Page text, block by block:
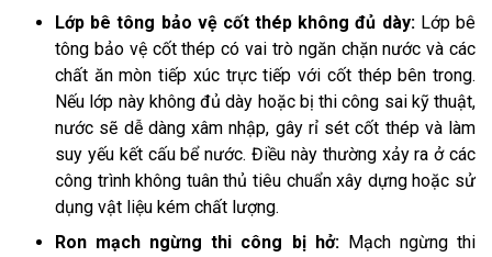
Lớp bê tông bảo vệ cốt thép không đủ dày: Lớp bê
tông bảo vệ cốt thép có vai trò ngăn chặn nước và các
chất ăn mòn tiếp xúc trực tiếp với cốt thép bên trong.
Nếu lớp này không đủ dày hoặc bị thi công sai kỹ thuật,
nước sẽ dễ dàng xâm nhập, gây rỉ sét cốt thép và làm
suy yếu kết cấu bể nước. Điều này thường xảy ra ở các
công trình không tuân thủ tiêu chuẩn xây dựng hoặc sử
dụng vật liệu kém chất lượng.
Ron mạch ngừng thi công bị hở: Mạch ngừng thi